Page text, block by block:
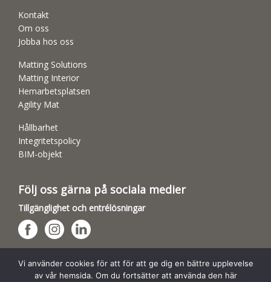
Kontakt
Om oss
Jobba hos oss
Matting Solutions
Matting Interior
Hemarbetsplatsen
Agility Mat
Hållbarhet
Integritetspolicy
BIM-objekt
Följ oss gärna på sociala medier
Tillgänglighet och entrélösningar
Hundsporthallar
Vi använder cookies för att för att ge dig en bättre upplevelse
av vår hemsida. Om du fortsätter att använda den här